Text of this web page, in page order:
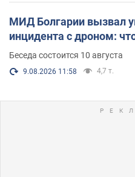
МИД Болгарии вызвал
инцидента с дроном:
Беседа состоится 10 августа
9.08.2026 11:58 4,7 т.